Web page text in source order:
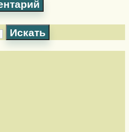
Искать